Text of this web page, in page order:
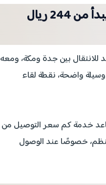
لماذا يبحث الناس عن كم سعر التوصيل من جدة الى مكة بسعر يبدأ من 244 ريال
للانتقال بين جدة ومكة، ومعه
وسيلة واضحة، نقطة لقاء
خدمة كم سعر التوصيل من
حجز منظم، خصوصًا عند الوصول